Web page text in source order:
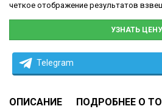
четкое отображение результатов
УЗНАТЬ ЦЕНУ
Telegram
ОПИСАНИЕ ПОДРОБНЕЕ О